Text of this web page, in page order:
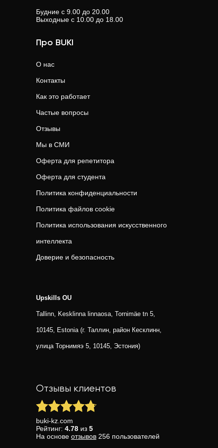
Будние с 9.00 до 20.00
Выходные с 10.00 до 18.00
Про BUKI
О нас
Контакты
Как это работает
Частые вопросы
Отзывы
Мы в СМИ
Оферта для репетитора
Оферта для студента
Политика конфиденциальности
Политика файлов cookie
Политика использования искусственного
интеллекта
Доверие и безопасность
Upskills OU
Tallinn, Kesklinna linnaosa, Tornimäe tn 5,
10145, Estonia (г. Таллин, район Кесклинн,
улица Торнимяэ 5, 10145, Эстония)
Отзывы клиентов
buki-kz.com
Рейтинг: 4.78 из 5
На основе отзывов 256 пользователей